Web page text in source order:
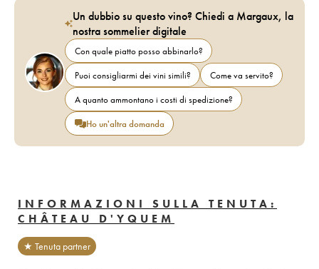
Un dubbio su questo vino? Chiedi a Margaux, la
nostra sommelier digitale
Con quale piatto posso abbinarlo?
Puoi consigliarmi dei vini simili?
Come va servito?
A quanto ammontano i costi di spedizione?
Ho un'altra domanda
INFORMAZIONI SULLA TENUTA:
CHÂTEAU D'YQUEM
★ Tenuta partner